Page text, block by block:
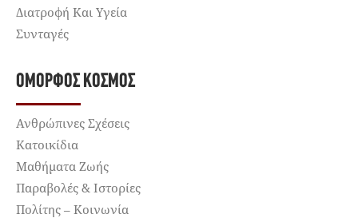
Διατροφή Και Υγεία
Συνταγές
ΌΜΟΡΦΟΣ ΚΌΣΜΟΣ
Ανθρώπινες Σχέσεις
Κατοικίδια
Μαθήματα Ζωής
Παραβολές & Ιστορίες
Πολίτης – Κοινωνία